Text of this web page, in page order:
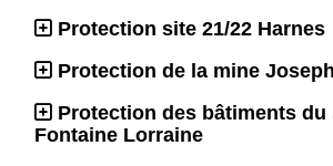
Protection site 21/22 Harnes
Protection de la mine
Protection des bâtiments du
Fontaine Lorraine